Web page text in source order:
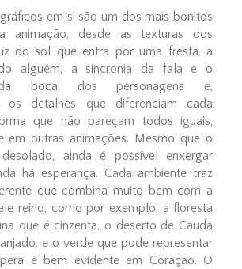
em si são um dos mais bonitos
animação, desde as texturas dos
do sol que entra por uma fresta, a
alguém, a sincronia da fala e o
boca dos personagens e,
os detalhes que diferenciam cada
que não pareçam todos iguais,
em outras animações. Mesmo que o
ainda é possível enxergar
há esperança. Cada ambiente traz
que combina muito bem com a
reino, como por exemplo, a floresta
que é cinzenta, o deserto de Cauda
e o verde que pode representar
é bem evidente em Coração. O